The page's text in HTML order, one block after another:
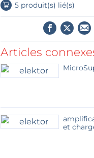
5 produit(s) lié(s)
Articles
et